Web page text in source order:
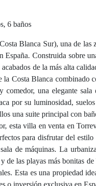
6 baños
Blanca Sur), una de las
Construida sobre
de la más alta
la Costa Blanca combinado
una elegante
por su luminosidad,
una suite principal con
esta villa en venta en
para disfrutar del
de máquinas. La
las playas más bonitas
Esta es una propiedad
o inversión exclusiva en